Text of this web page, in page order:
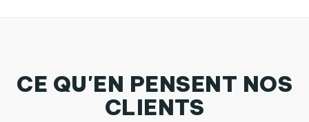
CE QU'EN PENSENT NOS
CLIENTS